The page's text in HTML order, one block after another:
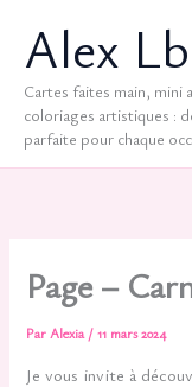
contenuAlex
Cartes faites main, mini
coloriages artistiques :
parfaite pour chaque
Page –
ParAlexia /11 mars 2024
Je vous invite à